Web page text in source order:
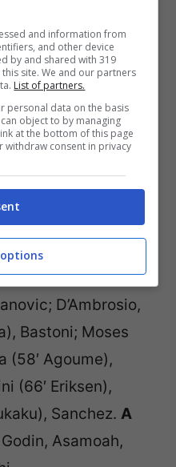
Brescia, gara
di Serie A TIM:
D’Ambrosio,
Bastoni; Moses
(58′ Agoume),
(66′ Eriksen),
Sanchez. A
Asamoah,
and information from
and other device
by and shared with 319
site. We and our partners
List of partners.
personal data on the basis
object to by managing
at the bottom of this page
withdraw consent in privacy